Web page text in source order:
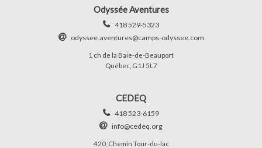
Odyssée Aventures
418 529-5323
odyssee.aventures@camps-odyssee.com
1 ch de la Baie-de-Beauport
Québec, G1J 5L7
CEDEQ
418 523-6159
info@cedeq.org
420, Chemin Tour-du-lac